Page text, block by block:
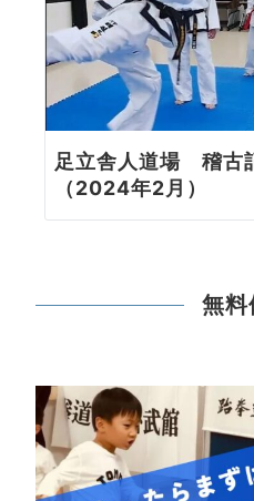
足立舎人道場 稽古
（2024年2月）
無料